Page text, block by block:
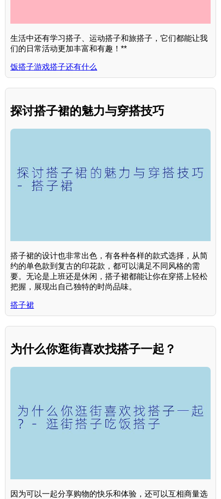
生活中还有学习搭子、运动搭子和旅搭子，它们都能让我
们的日常活动更加丰富和有趣！**
饭搭子游戏搭子还有什么
探讨搭子裙的魅力与穿搭技巧
搭子裙的设计也非常出色，有各种各样的款式选择，从简
约的单色款到复古的印花款，都可以满足不同风格的需
要。无论是上班还是休闲，搭子裙都能让你在穿搭上轻松
把握，展现出自己独特的时尚品味。
搭子裙
为什么你逛街喜欢找搭子一起？
因为可以一起分享购物的快乐和体验，还可以互相商量选